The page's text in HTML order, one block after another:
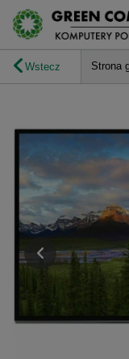
Wstecz Strona